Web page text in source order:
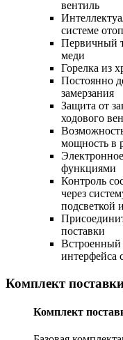
вентиль
системе
Первичный
меди
Горелка из
Постоянно
замерзания
Защита от
ходового
мощность в
функциями
Контроль
через
подсветкой
поставки
Встроенный
интерфейса
Комплект
Комплект